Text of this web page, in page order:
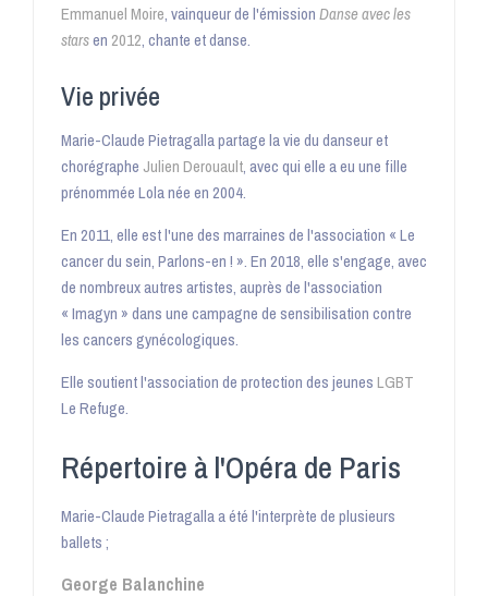
Emmanuel Moire, vainqueur de l'émissionDanse avec les
starsen 2012, chante et danse.
Vie privée
Marie-Claude Pietragalla partage la vie du danseur et
chorégraphe Julien Derouault, avec qui elle a eu une fille
prénommée Lola née en 2004.
En 2011, elle est l'une des marraines de l'association « Le
cancer du sein, Parlons-en ! ». En 2018, elle s'engage, avec
de nombreux autres artistes, auprès de l'association
« Imagyn » dans une campagne de sensibilisation contre
les cancers gynécologiques.
Elle soutient l'association de protection des jeunes LGBT
Le Refuge.
Répertoire à l'Opéra de Paris
Marie-Claude Pietragalla a été l'interprète de plusieurs
ballets;
George Balanchine